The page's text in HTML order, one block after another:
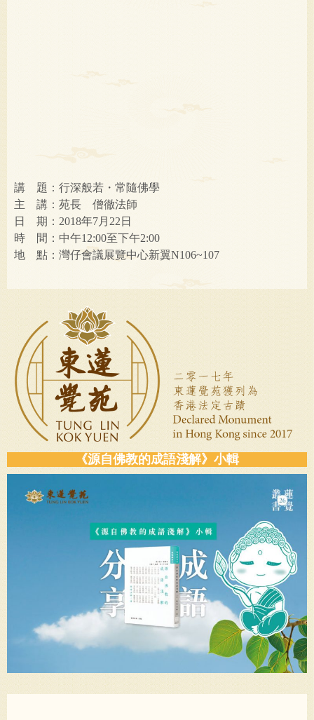
講 題：行深般若・常隨佛學
主 講：苑長 僧徹法師
日 期：2018年7月22日
時 間：中午12:00至下午2:00
地 點：灣仔會議展覽中心新翼N106~107
《源自佛教的成語淺解》小輯